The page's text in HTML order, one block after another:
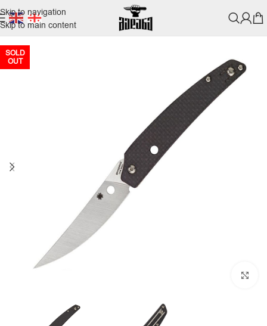
Skip to navigation
Skip to main content
SOLD
OUT